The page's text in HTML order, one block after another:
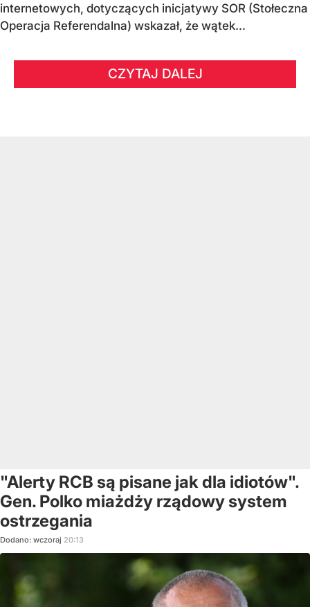
internetowych, dotyczących inicjatywy SOR (Stołeczna
Operacja Referendalna) wskazał, że wątek...
CZYTAJ DALEJ
"Alerty RCB są pisane jak dla idiotów".
Gen. Polko miażdży rządowy system
ostrzegania
Dodano: wczoraj 20:13